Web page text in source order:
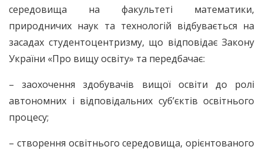
середовища на факультеті математики,
природничих наук та технологій відбувається на
засадах студентоцентризму, що відповідає Закону
України «Про вищу освіту» та передбачає:
– заохочення здобувачів вищої освіти до ролі
автономних і відповідальних суб’єктів освітнього
процесу;
– створення освітнього середовища, орієнтованого